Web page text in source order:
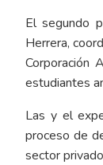
El segundo
Herrera,
Corporación
estudiantes
Las y el
proceso de
sector